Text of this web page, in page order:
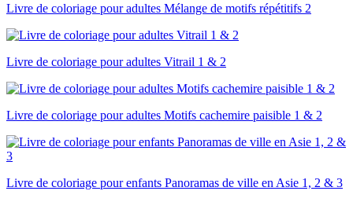
Livre de coloriage pour adultes Mélange de motifs répétitifs 2
Livre de coloriage pour adultes Vitrail 1 & 2
Livre de coloriage pour adultes Motifs cachemire paisible 1 & 2
Livre de coloriage pour enfants Panoramas de ville en Asie 1, 2 & 3